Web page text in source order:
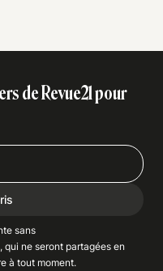
de Revue21 pour
sans
qui ne seront partagées en
à tout moment.